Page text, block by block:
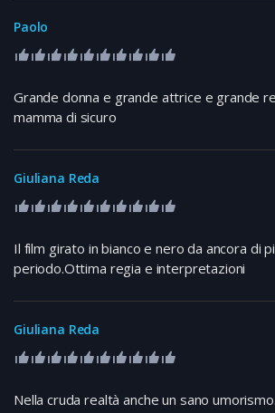
Paolo
Grande donna e grande attrice e grande
mamma di sicuro
Giuliana Reda
Il film girato in bianco e nero da ancora di
periodo.Ottima regia e interpretazioni
Giuliana Reda
Nella cruda realtà anche un sano